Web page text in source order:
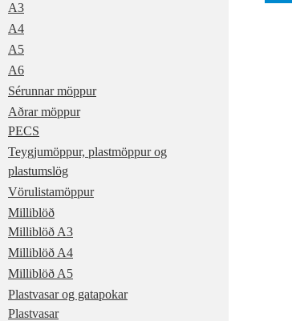
A3
A4
A5
A6
Sérunnar möppur
Aðrar möppur
PECS
Teygjumöppur, plastmöppur og
plastumslög
Vörulistamöppur
Milliblöð
Milliblöð A3
Milliblöð A4
Milliblöð A5
Plastvasar og gatapokar
Plastvasar